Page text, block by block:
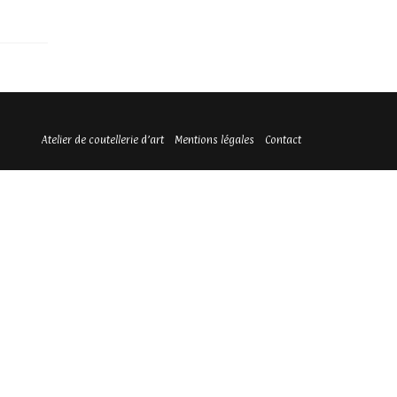
Atelier de coutellerie d’art Mentions légales Contact